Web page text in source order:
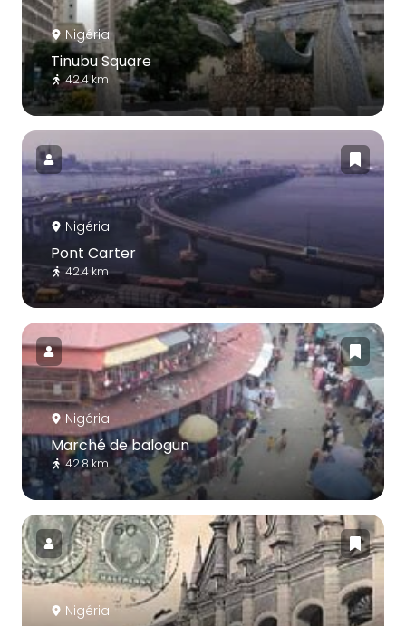
Nigéria
Tinubu Square
42.4 km
Nigéria
Pont Carter
42.4 km
Nigéria
Marché de balogun
42.8 km
Nigéria